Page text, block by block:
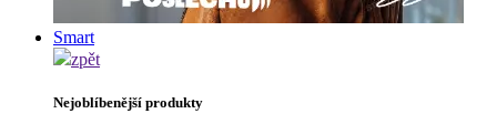
Smart
zpět
Nejoblíbenější produkty